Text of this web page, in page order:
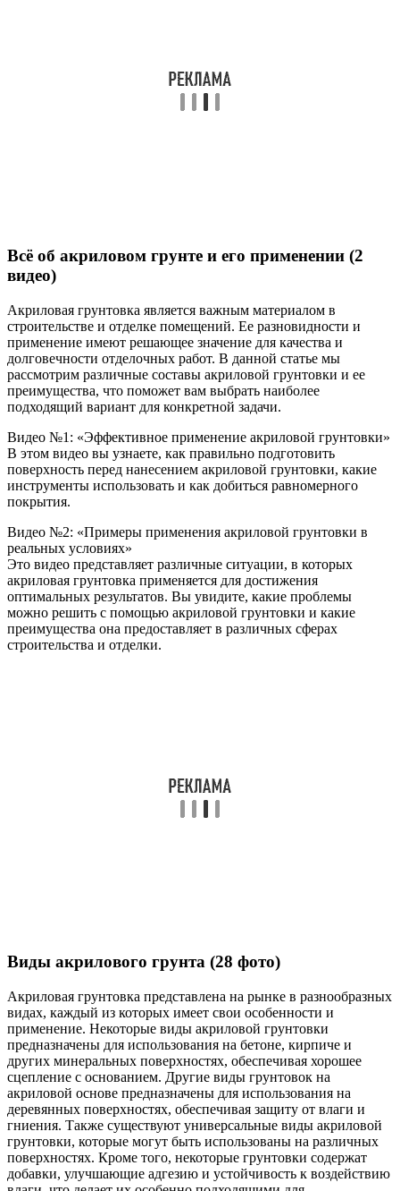
Всё об акриловом грунте и его применении (2
видео)
Акриловая грунтовка является важным материалом в
строительстве и отделке помещений. Ее разновидности и
применение имеют решающее значение для качества и
долговечности отделочных работ. В данной статье мы
рассмотрим различные составы акриловой грунтовки и ее
преимущества, что поможет вам выбрать наиболее
подходящий вариант для конкретной задачи.
Видео №1: «Эффективное применение акриловой грунтовки»
В этом видео вы узнаете, как правильно подготовить
поверхность перед нанесением акриловой грунтовки, какие
инструменты использовать и как добиться равномерного
покрытия.
Видео №2: «Примеры применения акриловой грунтовки в
реальных условиях»
Это видео представляет различные ситуации, в которых
акриловая грунтовка применяется для достижения
оптимальных результатов. Вы увидите, какие проблемы
можно решить с помощью акриловой грунтовки и какие
преимущества она предоставляет в различных сферах
строительства и отделки.
Виды акрилового грунта (28 фото)
Акриловая грунтовка представлена на рынке в разнообразных
видах, каждый из которых имеет свои особенности и
применение. Некоторые виды акриловой грунтовки
предназначены для использования на бетоне, кирпиче и
других минеральных поверхностях, обеспечивая хорошее
сцепление с основанием. Другие виды грунтовок на
акриловой основе предназначены для использования на
деревянных поверхностях, обеспечивая защиту от влаги и
гниения. Также существуют универсальные виды акриловой
грунтовки, которые могут быть использованы на различных
поверхностях. Кроме того, некоторые грунтовки содержат
добавки, улучшающие адгезию и устойчивость к воздействию